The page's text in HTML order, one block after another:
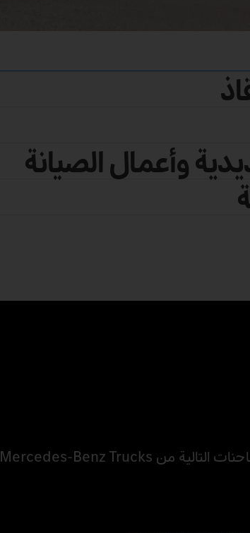
وأعمال الصيانة
مع خيارات التجهيز المختلفة، ستكون مستعدًا لأداء لمهامك. الشاحنات التالية من Mercedes-Benz Trucks